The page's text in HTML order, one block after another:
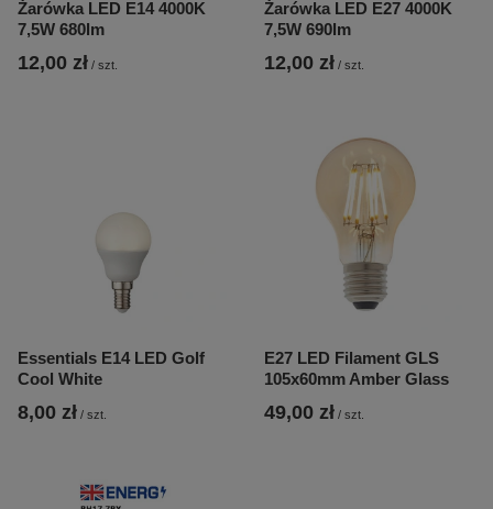
Żarówka LED E14 4000K
7,5W 680lm
12,00 zł / szt.
Żarówka LED E27 4000K
7,5W 690lm
12,00 zł / szt.
Essentials E14 LED Golf
Cool White
8,00 zł / szt.
E27 LED Filament GLS
105x60mm Amber Glass
49,00 zł / szt.